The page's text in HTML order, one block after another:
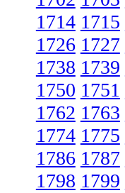
1714 1715
1726 1727
1738 1739
1750 1751
1762 1763
1774 1775
1786 1787
1798 1799